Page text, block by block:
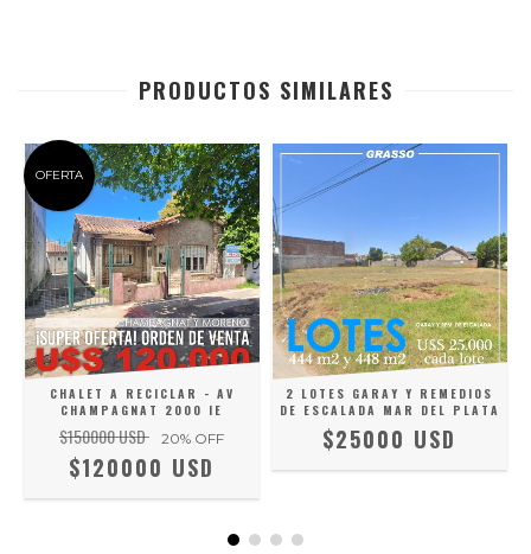
PRODUCTOS SIMILARES
OFERTA
CHALET A RECICLAR - AV
CHAMPAGNAT 2000 IE
$150000 USD 20% OFF
$120000 USD
2 LOTES GARAY Y REMEDIOS
DE ESCALADA MAR DEL PLATA
$25000 USD